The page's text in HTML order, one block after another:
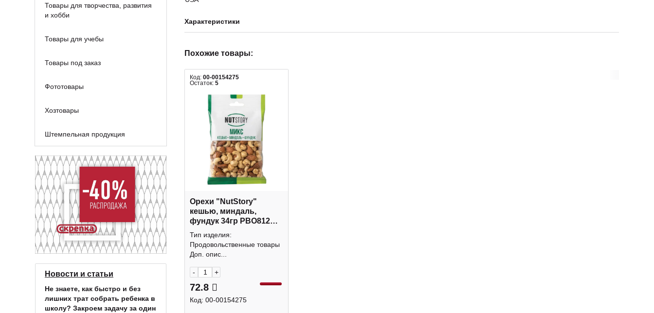
Товары для творчества, развития
и хобби
Товары для учебы
Товары под заказ
Фототовары
Хозтовары
Штемпельная продукция
Новости и статьи
Не знаете, как быстро и без
лишних трат собрать ребенка в
школу? Закроем задачу за один
Характеристики
Похожие товары:
Код: 00-00154275
Остаток: 5
Орехи "NutStory"
кешью, миндаль,
фундук 34гр РВО812
КДВ
Тип изделия:
Продовольственные товары
Доп. опис...
- +
72.8
Код: 00-00154275